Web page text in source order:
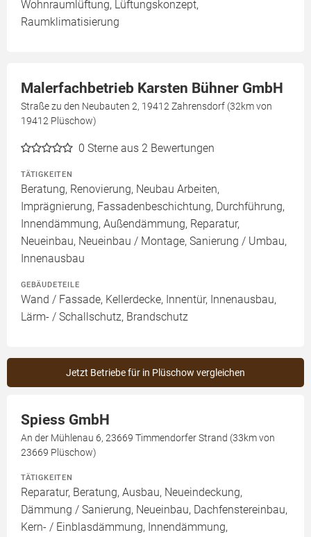
Wohnraumlüftung, Lüftungskonzept,
Raumklimatisierung
Malerfachbetrieb Karsten Bühner GmbH
Straße zu den Neubauten 2, 19412 Zahrensdorf (32km von
19412 Plüschow)
0 Sterne aus 2 Bewertungen
TÄTIGKEITEN
Beratung, Renovierung, Neubau Arbeiten,
Imprägnierung, Fassadenbeschichtung, Durchführung,
Innendämmung, Außendämmung, Reparatur,
Neueinbau, Neueinbau / Montage, Sanierung / Umbau,
Innenausbau
GEBÄUDETEILE
Wand / Fassade, Kellerdecke, Innentür, Innenausbau,
Lärm- / Schallschutz, Brandschutz
Jetzt Betriebe für in Plüschow vergleichen
Spiess GmbH
An der Mühlenau 6, 23669 Timmendorfer Strand (33km von
23669 Plüschow)
TÄTIGKEITEN
Reparatur, Beratung, Ausbau, Neueindeckung,
Dämmung / Sanierung, Neueinbau, Dachfenstereinbau,
Kern- / Einblasdämmung, Innendämmung,